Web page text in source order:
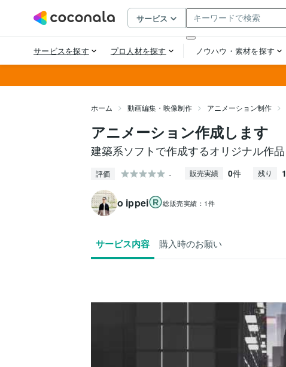
ホーム 動画編集・映像制作 アニメーション制作
アニメーション作成します
建築系ソフトで作成するオリジナル作品
評価 - 販売実績 0件 残り 1
o ippei 総販売実績： 1件
サービス内容 購入時のお願い